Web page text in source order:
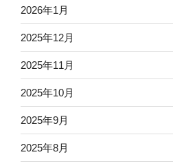
2026年1月
2025年12月
2025年11月
2025年10月
2025年9月
2025年8月